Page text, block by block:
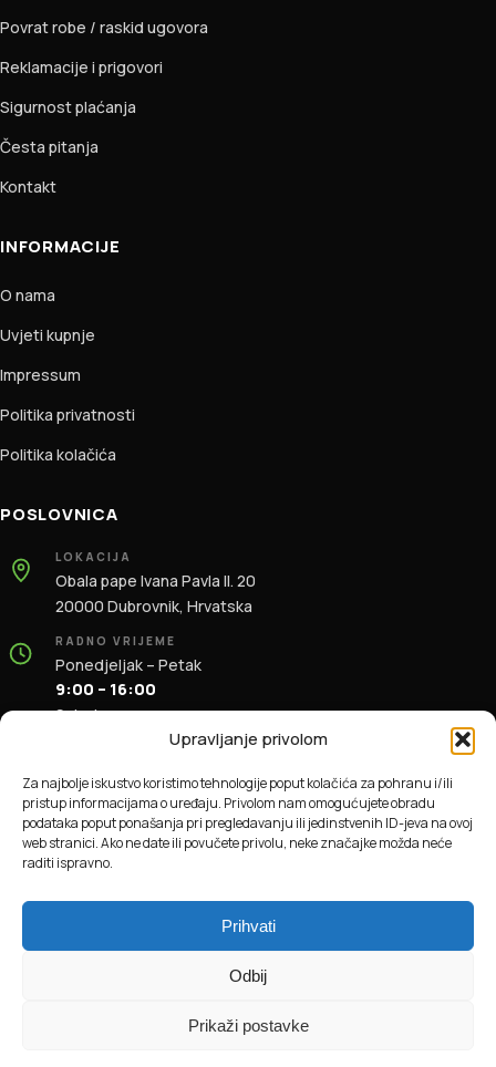
Upravljanje privolom
Za najbolje iskustvo koristimo tehnologije poput kolačića za pohranu i/ili
pristup informacijama o uređaju. Privolom nam omogućujete obradu
podataka poput ponašanja pri pregledavanju ili jedinstvenih ID-jeva na ovoj
web stranici. Ako ne date ili povučete privolu, neke značajke možda neće
raditi ispravno.
Prihvati
Odbij
Prikaži postavke
Povrat robe / raskid ugovora
Reklamacije i prigovori
Sigurnost plaćanja
Česta pitanja
Kontakt
INFORMACIJE
O nama
Uvjeti kupnje
Impressum
Politika privatnosti
Politika kolačića
POSLOVNICA
LOKACIJA
Obala pape Ivana Pavla II. 20
20000 Dubrovnik, Hrvatska
RADNO VRIJEME
Ponedjeljak – Petak
9:00 – 16:00
Subota
+385 91 196 1981
info@dbas.hr
Online plaćanja obrađuje Monri WebPay.